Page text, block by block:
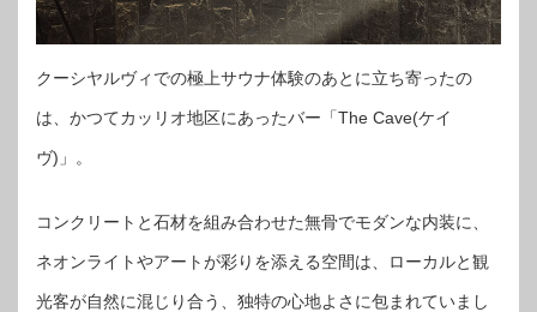
クーシヤルヴィでの極上サウナ体験のあとに立ち寄ったの
は、かつてカッリオ地区にあったバー「The Cave(ケイ
ヴ)」。
コンクリートと石材を組み合わせた無骨でモダンな内装に、
ネオンライトやアートが彩りを添える空間は、ローカルと観
光客が自然に混じり合う、独特の心地よさに包まれていまし